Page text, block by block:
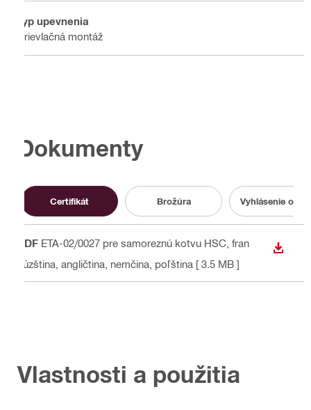
Typ upevnenia
Prievlačná montáž
Dokumenty
Certifikát Brožúra Vyhlásenie o
PDF ETA-02/0027 pre samoreznú kotvu HSC , fran
cúzština, angličtina, nemčina, poľština [ 3.5 MB ]
Vlastnosti a použitia